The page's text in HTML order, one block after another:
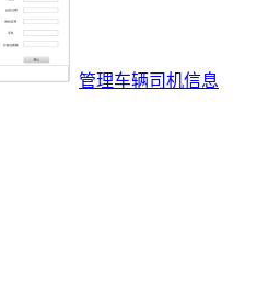
管理车辆司机信息